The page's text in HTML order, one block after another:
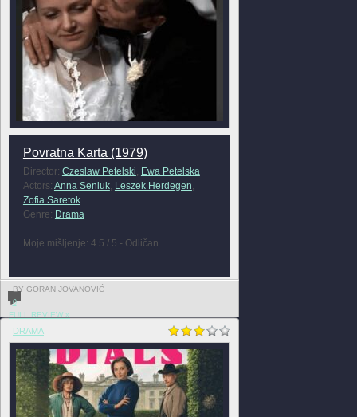
Povratna Karta (1979)
Director: Czeslaw Petelski Ewa Petelska
Actors: Anna Seniuk, Leszek Herdegen
Zofia Saretok
Genre: Drama
Moje mišljenje: 4.5 / 5 - Odličan
BY GORAN JOVANOVIĆ
0
FULL REVIEW »
DRAMA